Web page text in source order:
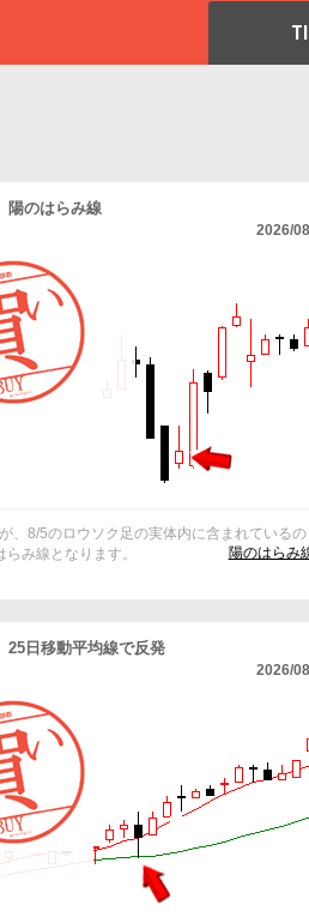
陽のはらみ線
2026/
、8/5のロウソク足の実体内に含まれているの
らみ線となります。
陽のはらみ
25日移動平均線で反発
2026/